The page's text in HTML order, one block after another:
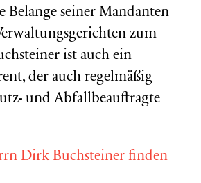
Belange seiner Mandanten
zum
ist auch ein
der auch regelmäßig
und Abfallbeauftragte
Dirk Buchsteiner finden